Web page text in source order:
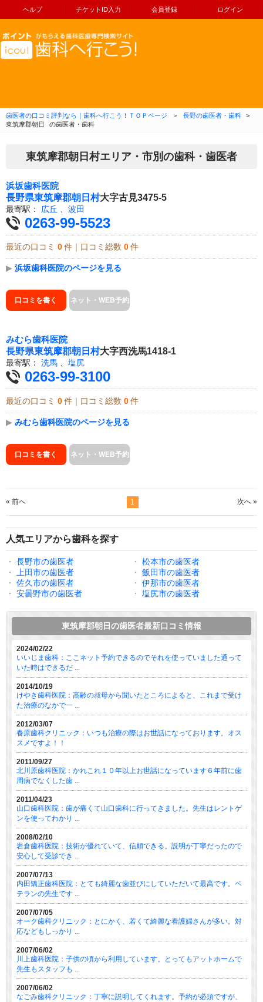
ヘルプ チケットID入力 会員登録 ログイン
コンテンツへ移動
歯医者の口コミ評判なら｜歯科へ行こう！ＴＯＰページ ＞ 長野の歯医者・歯科
>
東筑摩郡朝日
の歯医者・歯科
東筑摩郡朝日村エリア・市別の歯科・歯医者
浜坂歯科医院
長野県東筑摩郡朝日村大字古見3475-5
最寄駅： 広丘 波田
0263-99-5523
最近の口コミ 0 件｜口コミ総数 0 件
▶ 浜坂歯科医院のページを見る
口コミを書く ネット・WEB予約
みむら歯科医院
長野県東筑摩郡朝日村大字西洗馬1418-1
最寄駅： 洗馬 、 塩尻
0263-99-3100
最近の口コミ 0 件｜口コミ総数 0 件
▶ みむら歯科医院のページを見る
口コミを書く ネット・WEB予約
« 前へ 1 次へ »
人気エリアから歯科を探す
・ 長野市の歯医者 ・
松本市の歯医者
・
上田市の歯医者 ・
飯田市の歯医者
・
佐久市の歯医者 ・
伊那市の歯医者
・
安曇野市の歯医者 ・ 塩尻市の歯医者
東筑摩郡朝日の歯医者最新口コミ情報
2024/02/22
いいじま歯科：ここネット予約できるのでそれを使っていました通って
いた時はできるだ ...
2014/10/19
けやき歯科医院：高齢の叔母から聞いたところによると、これまで受け
た治療のなかで一 ...
2012/03/07
春原歯科クリニック：いつも治療の際はお世話になっております。オス
スメですよ！！
2011/09/27
北川原歯科医院：かれこれ１０年以上お世話になっています６年前に歯
周病でなくした歯 ...
2011/04/23
山口歯科医院：歯が痛くて山口歯科に行ってきました。先生はレントゲ
ンを使ってわかり ...
2008/02/10
岩倉歯科医院：技術が優れていて、信頼できる。説明が丁寧だったので
安心して受診でき ...
2007/07/13
内田矯正歯科医院：とても綺麗な歯並びにしていただいて最高です。ベ
テランの先生です ...
2007/07/05
オーク歯科クリニック：とにかく、若くて綺麗な看護婦さんが多い。対
応などもしっかり ...
2007/06/02
川上歯科医院：子供の頃から利用しています。とってもアットホームで
先生もスタッフも ...
2007/06/02
なごみ歯科クリニック：丁寧に説明してくれます。予約が必須ですが、